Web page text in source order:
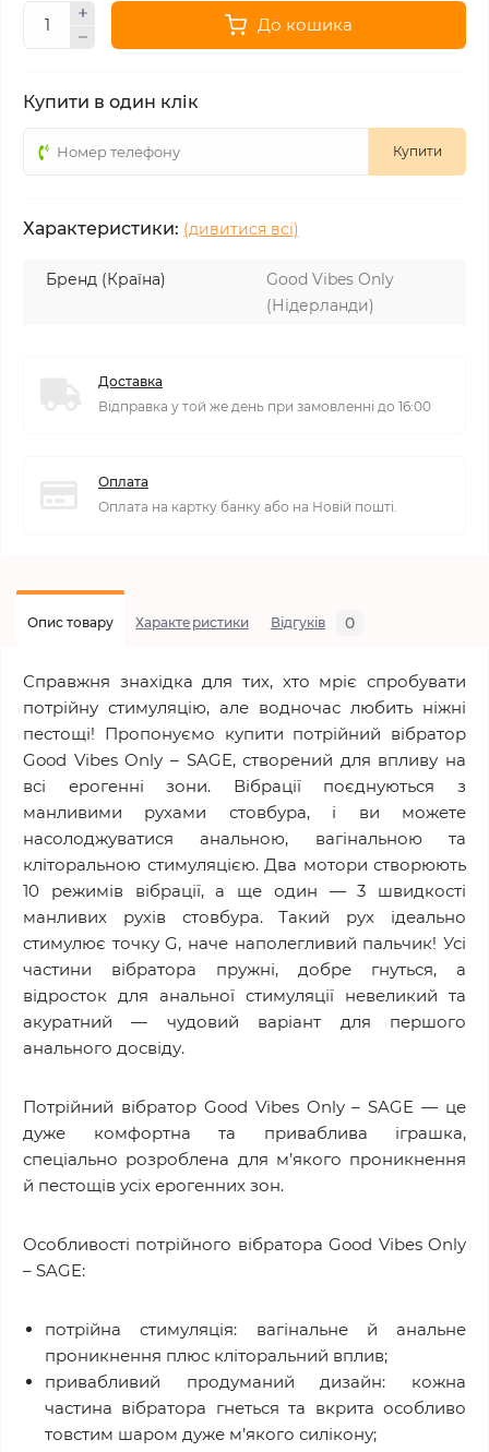
До кошика
Купити в один клік
Купити
Характеристики: (дивитися всі)
Бренд (Країна)
Good Vibes Only
(Нідерланди)
Доставка
Відправка у той же день при замовленні до 16:00
Оплата
Оплата на картку банку або на Новій пошті.
Опис товару Характеристики Відгуків 0
Справжня знахідка для тих, хто мріє спробувати
потрійну стимуляцію, але водночас любить ніжні
пестощі! Пропонуємо купити потрійний вібратор
Good Vibes Only – SAGE, створений для впливу на
всі ерогенні зони. Вібрації поєднуються з
манливими рухами стовбура, і ви можете
насолоджуватися анальною, вагінальною та
кліторальною стимуляцією. Два мотори створюють
10 режимів вібрації, а ще один — 3 швидкості
манливих рухів стовбура. Такий рух ідеально
стимулює точку G, наче наполегливий пальчик! Усі
частини вібратора пружні, добре гнуться, а
відросток для анальної стимуляції невеликий та
акуратний — чудовий варіант для першого
анального досвіду.
Потрійний вібратор Good Vibes Only – SAGE — це
дуже комфортна та приваблива іграшка,
спеціально розроблена для м’якого проникнення
й пестощів усіх ерогенних зон.
Особливості потрійного вібратора Good Vibes Only
– SAGE:
потрійна стимуляція: вагінальне й анальне
проникнення плюс кліторальний вплив;
привабливий продуманий дизайн: кожна
частина вібратора гнеться та вкрита особливо
товстим шаром дуже м’якого силікону;